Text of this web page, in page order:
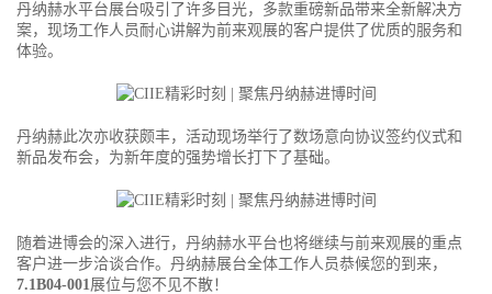
丹纳赫水平台展台吸引了许多目光，多款重磅新品带来全新解决方
案，现场工作人员耐心讲解为前来观展的客户提供了优质的服务和
体验。
丹纳赫此次亦收获颇丰，活动现场举行了数场意向协议签约仪式和
新品发布会，为新年度的强势增长打下了基础。
随着进博会的深入进行，丹纳赫水平台也将继续与前来观展的重点
客户进一步洽谈合作。丹纳赫展台全体工作人员恭候您的到来，
7.1B04-001展位与您不见不散！